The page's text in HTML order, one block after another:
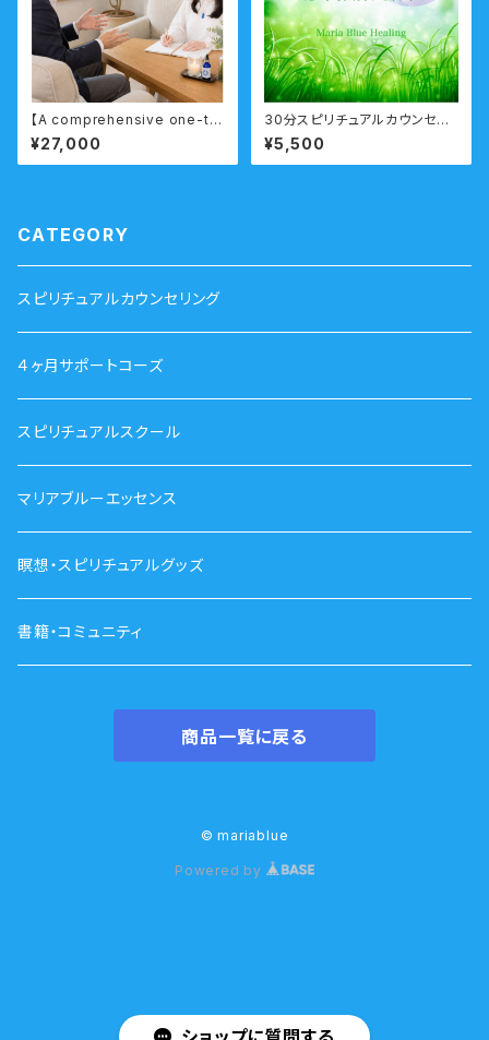
【A comprehensive one-ti
me consultation for those
seeking deeper guidanc
e】Spiritual Consultation &
¥27,000
30分スピリチュアルカウンセリ
ング お電話・オンライン・チャ
ット
¥5,500
CATEGORY
スピリチュアルカウンセリング
４ヶ月サポートコーズ
スピリチュアルスクール
マリアブルーエッセンス
瞑想・スピリチュアルグッズ
書籍・コミュニティ
商品一覧に戻る
© mariablue
Powered by